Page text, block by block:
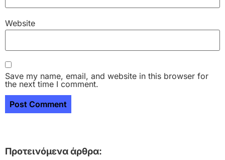
Website
Save my name, email, and website in this browser for
the next time I comment.
Προτεινόμενα άρθρα: